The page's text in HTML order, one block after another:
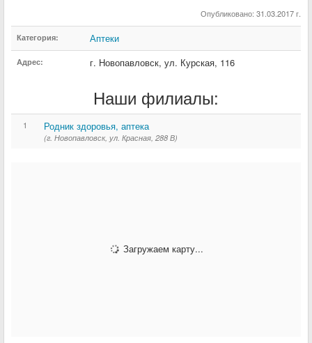
Опубликовано: 31.03.2017 г.
Категория: Аптеки
Адрес: г. Новопавловск, ул. Курская, 116
Наши филиалы:
1 Родник здоровья, аптека
(г. Новопавловск, ул. Красная, 288 В)
Загружаем карту...